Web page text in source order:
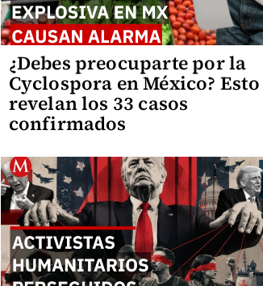
¿Debes preocuparte por la
Cyclospora en México? Esto
revelan los 33 casos
confirmados